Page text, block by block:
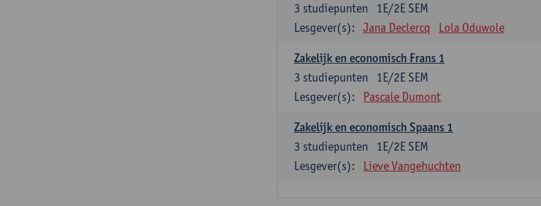
1E/2E SEM
3 studiepunten
Lesgever(s):
Jana Declercq Lola Oduwole
Zakelijk en economisch Frans 1
1E/2E SEM
3 studiepunten
Lesgever(s):
Pascale Dumont
Zakelijk en economisch Spaans 1
1E/2E SEM
3 studiepunten
Lesgever(s):
Lieve Vangehuchten